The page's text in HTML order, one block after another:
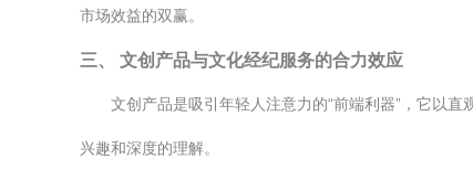
市场效益的双赢。
三、 文创产品与文化经纪服务的合力效应
文创产品是吸引年轻人注意力的“前端利器”，它以
兴趣和深度的理解。